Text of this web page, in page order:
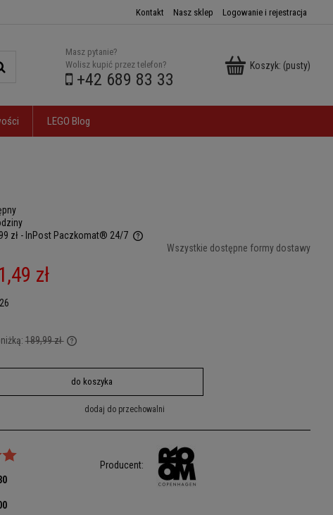
Kontakt Nasz sklep Logowanie i rejestracja
Koszyk: (pusty)
Masz pytanie?
Wolisz kupić przez telefon?
+42 689 83 33
LEGO Blog
zł - InPost Paczkomat® 24/7
ewentualnych kosztów
Wszystkie dostępne formy dostawy
zł
189,99 zł
krócej niż 30
od momentu,
do koszyka
dodaj do przechowalni
Producent: